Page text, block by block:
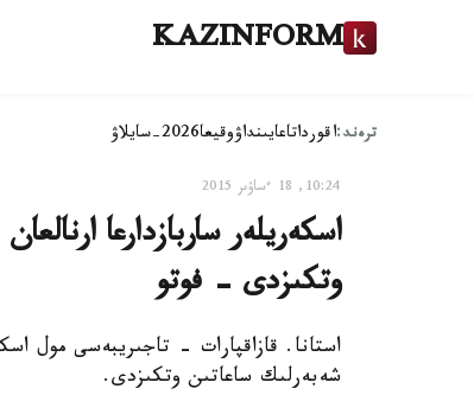
KAZINFORM
ترەند:اقورداتاعايىنداۋوقيعا2026-سايلاۋ
10:24, 18 ءساۋىر 2015
اسكەريلەر ساربازدارعا
وتكىزدى - فوتو
استانا. قازاقپارات - تاجىريبەسى مول
شەبەرلىك ساعاتىن وتكىزدى.